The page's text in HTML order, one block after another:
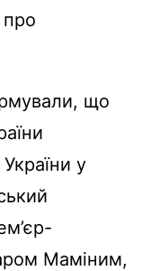
про
що
у
Маміним,